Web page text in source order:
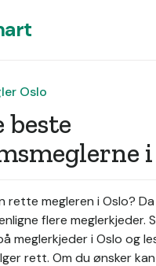
Oslo
beste
i
rette megleren i Oslo?
flere meglerkjeder.
meglerkjeder i Oslo og
rett. Om du ønsker